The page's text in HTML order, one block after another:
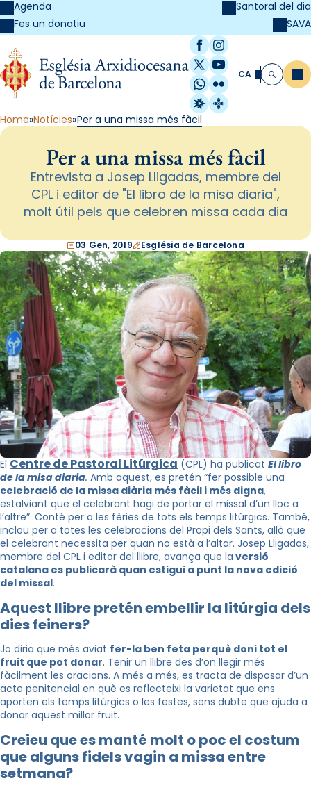
Agenda
Fes un donatiu
Santoral del dia
SAVA
Facebook
Instagram
X / Twitter
YouTube
WhatsApp
Flickr
Radio Estel
Catalunya
CA Cerca
Home Notícies Per a una missa més fàcil
Per a una missa més fàcil
Entrevista a Josep Lligadas, membre del
CPL i editor de "El libro de la misa diaria",
molt útil pels que celebren missa cada dia
03 Gen, 2019 Església de Barcelona
El Centre de Pastoral Litúrgica (CPL) ha publicat El libro
de la misa diaria. Amb aquest, es pretén “fer possible una
celebració de la missa diària més fàcil i més digna,
estalviant que el celebrant hagi de portar el missal d’un lloc a
l’altre”. Conté per a les fèries de tots els temps litúrgics. També,
inclou per a totes les celebracions del Propi dels Sants, allò que
el celebrant necessita per quan no està a l’altar. Josep Lligadas,
membre del CPL i editor del llibre, avança que la versió
catalana es publicarà quan estigui a punt la nova edició
del missal.
Aquest llibre pretén embellir la litúrgia dels
dies feiners?
Jo diria que més aviat fer-la ben feta perquè doni tot el
fruit que pot donar. Tenir un llibre des d’on llegir més
fàcilment les oracions. A més a més, es tracta de disposar d’un
acte penitencial en què es reflecteixi la varietat que ens
aporten els temps litúrgics o les festes, sens dubte que ajuda a
donar aquest millor fruit.
Creieu que es manté molt o poc el costum
que alguns fidels vagin a missa entre
setmana?